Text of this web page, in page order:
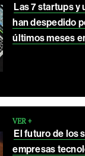
Las 7 startups
han despedido
últimos meses
VER +
El futuro de los
empresas